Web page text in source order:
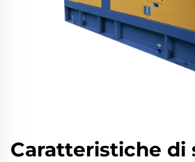
Caratteristiche di